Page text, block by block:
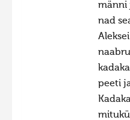
männi
nad
peeti